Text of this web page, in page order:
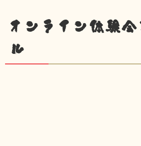
オンライン体験
ル